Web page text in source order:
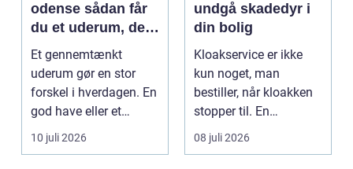
odense sådan får
du et uderum, der
holder i mange år
Et gennemtænkt
uderum gør en stor
forskel i hverdagen. En
god have eller et
velplejet fællesareal
gi...
10 juli 2026
undgå skadedyr i
din bolig
Kloakservice er ikke
kun noget, man
bestiller, når kloakken
stopper til. En
systematisk gennem...
08 juli 2026